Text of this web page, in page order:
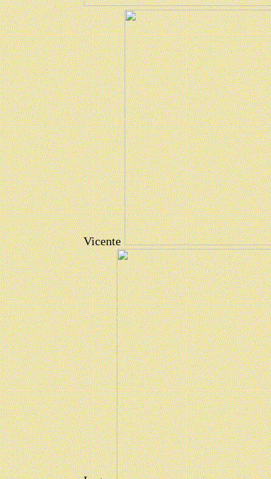
Vicente